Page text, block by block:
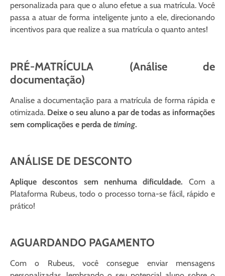
personalizada para que o aluno efetue a sua matrícula. Você
passa a atuar de forma inteligente junto a ele, direcionando
incentivos para que realize a sua matrícula o quanto antes!
PRÉ-MATRÍCULA (Análise de
documentação)
Analise a documentação para a matrícula de forma rápida e
otimizada. Deixe o seu aluno a par de todas as informações
sem complicações e perda de timing.
ANÁLISE DE DESCONTO
Aplique descontos sem nenhuma dificuldade. Com a
Plataforma Rubeus, todo o processo torna-se fácil, rápido e
prático!
AGUARDANDO PAGAMENTO
Com o Rubeus, você consegue enviar mensagens